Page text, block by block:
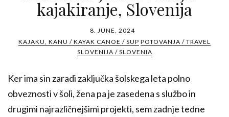
kajakiranje, Slovenija
8. JUNE, 2024
KAJAKU, KANU / KAYAK CANOE / SUP POTOVANJA / TRAVEL
SLOVENIJA / SLOVENIA
Ker ima sin zaradi zaključka šolskega leta polno
obveznosti v šoli, žena pa je zasedena s službo in
drugimi najrazličnejšimi projekti, sem zadnje tedne